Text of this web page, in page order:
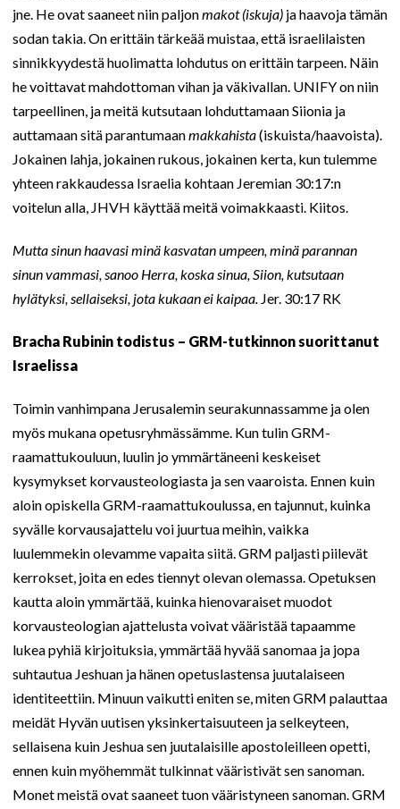
jne. He ovat saaneet niin paljonmakot (iskuja) ja haavoja tämän
sodan takia. On erittäin tärkeää muistaa, että israelilaisten
sinnikkyydestä huolimatta lohdutus on erittäin tarpeen. Näin
he voittavat mahdottoman vihan ja väkivallan. UNIFY on niin
tarpeellinen, ja meitä kutsutaan lohduttamaan Siionia ja
auttamaan sitä parantumaanmakkahista(iskuista/haavoista).
Jokainen lahja, jokainen rukous, jokainen kerta, kun tulemme
yhteen rakkaudessa Israelia kohtaan Jeremian 30:17:n
voitelun alla, JHVH käyttää meitä voimakkaasti. Kiitos.
Mutta sinun haavasi minä kasvatan umpeen, minä parannan
sinun vammasi, sanoo Herra, koska sinua, Siion, kutsutaan
hylätyksi, sellaiseksi, jota kukaan ei kaipaa. Jer. 30:17 RK
Bracha Rubinin todistus – GRM-tutkinnon suorittanut
Israelissa
Toimin vanhimpana Jerusalemin seurakunnassamme ja olen
myös mukana opetusryhmässämme. Kun tulin GRM-
raamattukouluun, luulin jo ymmärtäneeni keskeiset
kysymykset korvausteologiasta ja sen vaaroista. Ennen kuin
aloin opiskella GRM-raamattukoulussa, en tajunnut, kuinka
syvälle korvausajattelu voi juurtua meihin, vaikka
luulemmekin olevamme vapaita siitä. GRM paljasti piilevät
kerrokset, joita en edes tiennyt olevan olemassa. Opetuksen
kautta aloin ymmärtää, kuinka hienovaraiset muodot
korvausteologian ajattelusta voivat vääristää tapaamme
lukea pyhiä kirjoituksia, ymmärtää hyvää sanomaa ja jopa
suhtautua Jeshuan ja hänen opetuslastensa juutalaiseen
identiteettiin. Minuun vaikutti eniten se, miten GRM palauttaa
meidät Hyvän uutisen yksinkertaisuuteen ja selkeyteen,
sellaisena kuin Jeshua sen juutalaisille apostoleilleen opetti,
ennen kuin myöhemmät tulkinnat vääristivät sen sanoman.
Monet meistä ovat saaneet tuon vääristyneen sanoman. GRM